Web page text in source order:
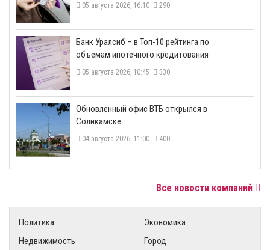
05 августа 2026, 16:10 290
​Банк Уралсиб – в Топ-10 рейтинга по
объемам ипотечного кредитования
05 августа 2026, 10:45 330
​Обновленный офис ВТБ открылся в
Соликамске
04 августа 2026, 11:00 400
Все новости компаний
Политика
Экономика
Недвижимость
Город